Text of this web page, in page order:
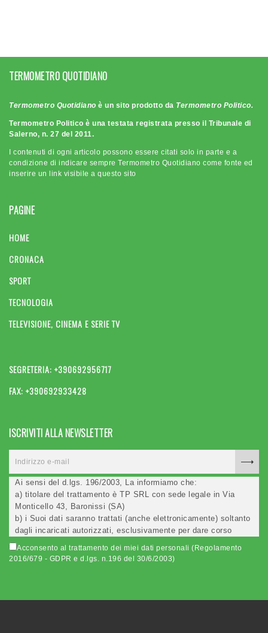
TERMOMETRO QUOTIDIANO
Termometro Quotidiano è un sito prodotto da Termometro Politico.
Termometro Politico è una testata registrata presso il Tribunale di
Salerno, n. 27 del 2011.
I contenuti di ogni articolo possono essere citati solo in parte e a
condizione di indicare sempre Termometro Quotidiano come fonte ed
inserire un link visibile a questo sito
PAGINE
HOME
CRONACA
SPORT
TECNOLOGIA
TELEVISIONE, CINEMA E SERIE TV
SEGRETERIA: +390692956717
FAX: +390692933428
ISCRIVITI ALLA NEWSLETTER
Ai sensi del d.lgs. 196/2003, La informiamo che:
a) titolare del trattamento è TP SRL con sede legale in Via
Monticello 43, Baronissi (SA)
b) i Suoi dati saranno trattati (anche elettronicamente) soltanto
dagli incaricati autorizzati, esclusivamente per dare corso
all'invio della newsletter e per l'invio (anche via email) di
informazioni relative alle iniziative del Titolare;
responsabile per conoscere i Suoi dati, verificare le modalità
Acconsento al trattamento dei miei dati personali (Regolamento
2016/679 - GDPR e d.lgs. n.196 del 30/6/2003)